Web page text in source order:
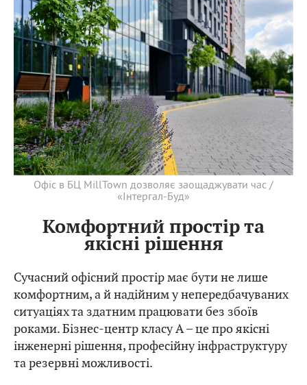
Офіс в БЦ MillTown дозволяє заощаджувати час /
«Інтергал-Буд»
Комфортний простір та
якісні рішення
Сучасний офісний простір має бути не лише
комфортним, а й надійним у непередбачуваних
ситуаціях та здатним працювати без збоїв
роками. Бізнес-центр класу А – це про якісні
інженерні рішення, професійну інфраструктуру
та резервні можливості.